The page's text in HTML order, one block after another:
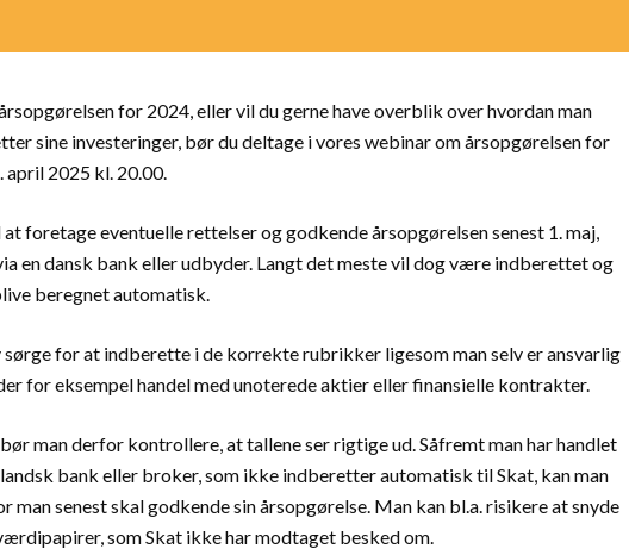
for 2024, eller vil du gerne have overblik over hvordan man
sine investeringer, bør du deltage i vores webinar om årsopgørelsen for
2025 kl. 20.00.
foretage eventuelle rettelser og godkende årsopgørelsen senest 1. maj,
en dansk bank eller udbyder. Langt det meste vil dog være indberettet og
beregnet automatisk.
sørge for at indberette i de korrekte rubrikker ligesom man selv er ansvarlig
for eksempel handel med unoterede aktier eller finansielle kontrakter.
man derfor kontrollere, at tallene ser rigtige ud. Såfremt man har handlet
bank eller broker, som ikke indberetter automatisk til Skat, kan man
senest skal godkende sin årsopgørelse. Man kan bl.a. risikere at snyde
som Skat ikke har modtaget besked om.